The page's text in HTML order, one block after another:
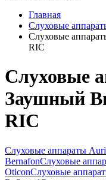
Главная
Слуховые
Слуховые
RIC
Слуховые
Заушный
RIC
Слуховые аппараты
BernafonСлуховые
OticonСлуховые